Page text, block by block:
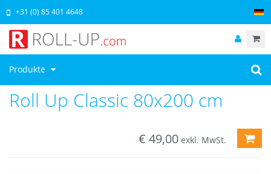
Produkte
+31 (0) 85 401 4648
Roll Up Classic 80x200 cm
€ 49,00 exkl. MwSt.